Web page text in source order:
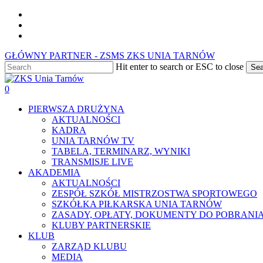
Skip
main
GŁÓWNY PARTNER - ZSMS ZKS UNIA TARNÓW
Hit enter to search or ESC to close
Close
Search
0
PIERWSZA DRUŻYNA
AKTUALNOŚCI
KADRA
UNIA TARNÓW TV
TABELA, TERMINARZ, WYNIKI
TRANSMISJE LIVE
AKADEMIA
AKTUALNOŚCI
ZESPÓŁ SZKÓŁ MISTRZOSTWA SPORTOWEGO
SZKÓŁKA PIŁKARSKA UNIA TARNÓW
ZASADY, OPŁATY, DOKUMENTY DO POBRANIA
KLUBY PARTNERSKIE
KLUB
ZARZĄD KLUBU
MEDIA